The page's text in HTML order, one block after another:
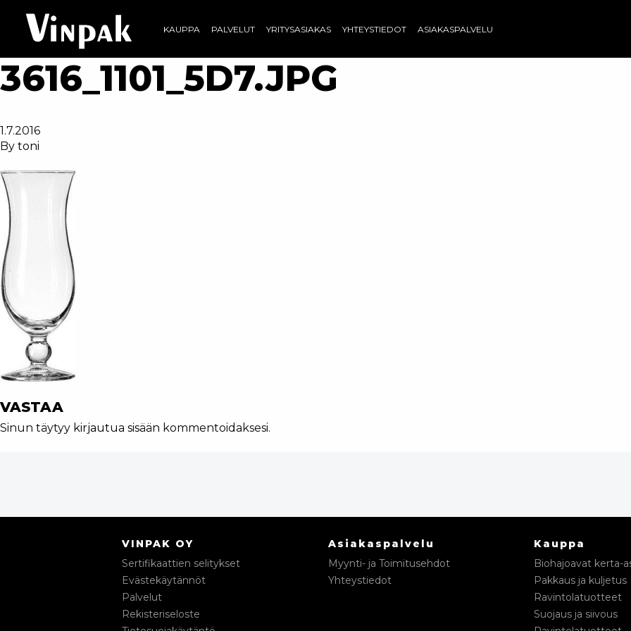
KAUPPA PALVELUT YRITYSASIAKAS YHTEYSTIEDOT ASIAKASPALVELU
3616_1101_5D7.JPG
1.7.2016
By toni
VASTAA
Sinun täytyy kirjautua sisään kommentoidaksesi.
VINPAK OY
Sertifikaattien selitykset
Evästekäytännöt
Palvelut
Rekisteriseloste
Asiakaspalvelu
Myynti- ja Toimitusehdot
Yhteystiedot
Kauppa
Biohajoavat kerta-
Pakkaus ja kuljetus
Ravintolatuotteet
Suojaus ja siivous